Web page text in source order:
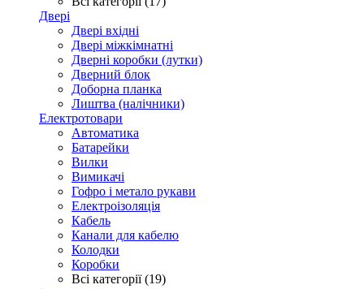
Двері
Двері вхідні
Двері міжкімнатні
Дверні коробки (лутки)
Дверний блок
Доборна планка
Лиштва (налічники)
Електротовари
Автоматика
Батарейки
Вилки
Вимикачі
Гофро і метало рукави
Електроізоляція
Кабель
Канали для кабелю
Колодки
Коробки
Всі категорії (19)